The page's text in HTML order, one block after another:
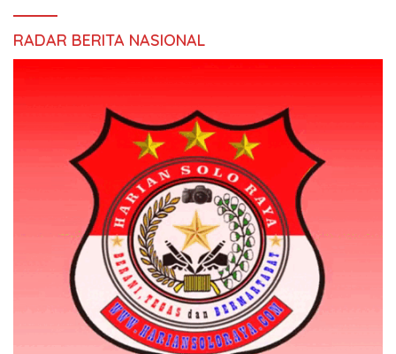
RADAR BERITA NASIONAL